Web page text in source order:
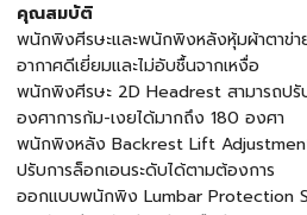
คุณสมบัติ
พนักพิงศีรษะและพนักพิงหลังหุ้มผ้าตาข่
อากาศดีเยี่ยมและไม่อับชื้นจากเหงื่อ
พนักพิงศีรษะ 2D Headrest สามารถปรั
องศาการก้ม-เงยได้มากถึง 180 องศา
พนักพิงหลัง Backrest Lift
ปรับการล็อกเอนระดับได้ตามต้องการ
ออกแบบพนักพิง Lumbar Protection